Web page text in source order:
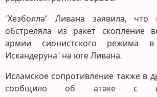
"Хезболла" Ливана заявила,
обстреляла из ракет скопление
армии сионистского режима
Искандеруна" на юге Ливана.
Исламское сопротивление также в
сообщило об атаке с